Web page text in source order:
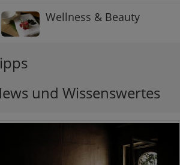
Wellness & Beauty
und Wissenswertes